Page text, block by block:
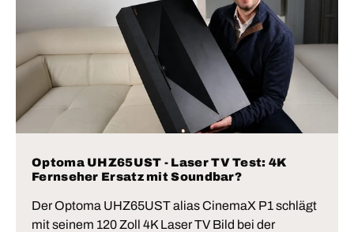
Optoma UHZ65UST - Laser TV Test: 4K
Fernseher Ersatz mit Soundbar?
Der Optoma UHZ65UST alias CinemaX P1 schlägt
mit seinem 120 Zoll 4K Laser TV Bild bei der